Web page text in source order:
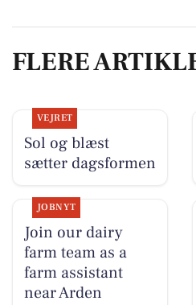
FLERE
VEJRET
Sol og blæst
sætter dagsformen
JOBNYT
Join our dairy
farm team as a
farm assistant
near Arden